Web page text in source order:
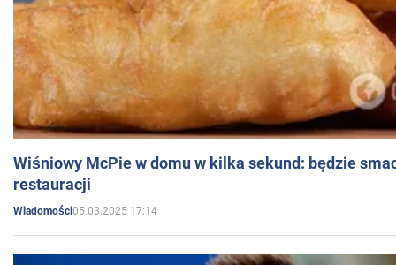
Wiśniowy McPie w domu w kilka sekund: będzie
restauracji
Wiadomości05.03.2025 17:14